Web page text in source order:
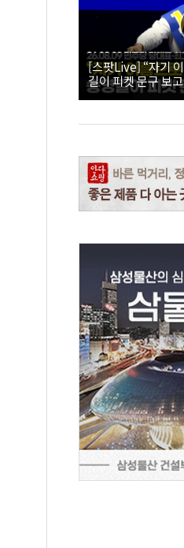
[스팟Live] “자기
길이 피켓 문구 보
더불어민주당 당대